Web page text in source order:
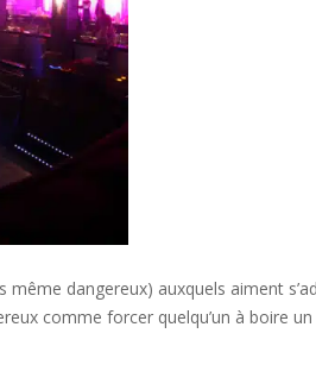
dangereux) auxquels aiment
comme forcer quelqu’un à boire